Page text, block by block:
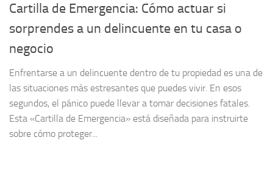
Cartilla de Emergencia: Cómo actuar si
sorprendes a un delincuente en tu casa o
negocio
Enfrentarse a un delincuente dentro de tu propiedad es una de
las situaciones más estresantes que puedes vivir. En esos
segundos, el pánico puede llevar a tomar decisiones fatales.
Esta «Cartilla de Emergencia» está diseñada para instruirte
sobre cómo proteger...